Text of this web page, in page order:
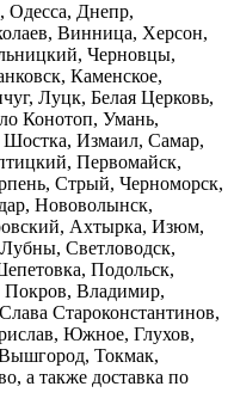
Одесса, Днепр,
Винница, Херсон,
Черновцы,
Каменское,
Луцк, Белая Церковь,
Конотоп, Умань,
Шостка, Измаил, Самар,
Первомайск,
Стрый, Черноморск,
Нововолынск,
Ахтырка, Изюм,
Светловодск,
Подольск,
Владимир,
Староконстантинов,
Южное, Глухов,
Токмак,
а также доставка по